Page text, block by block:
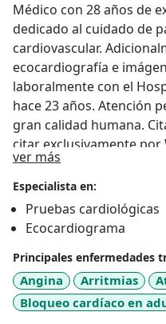
Médico con 28 años de
dedicado al cuidado de
cardiovascular.
ecocardiografía e
laboralmente con el
hace 23 años. Atención
gran calidad humana.
citar exclusivamente por
ver más
Especialista en:
Pruebas cardiológicas
Ecocardiograma
Principales enfermedades
Angina Arritmias
Bloqueo cardíaco en